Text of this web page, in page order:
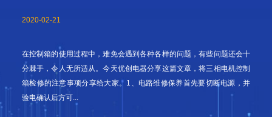
在控制箱的使用过程中，难免会遇到各种各样的问题，有些问题还会十
分棘手，令人无所适从。今天优创电器分享这篇文章，将三相电机控制
箱检修的注意事项分享给大家。1、电路维修保养首先要切断电源，并
验电确认后方可...